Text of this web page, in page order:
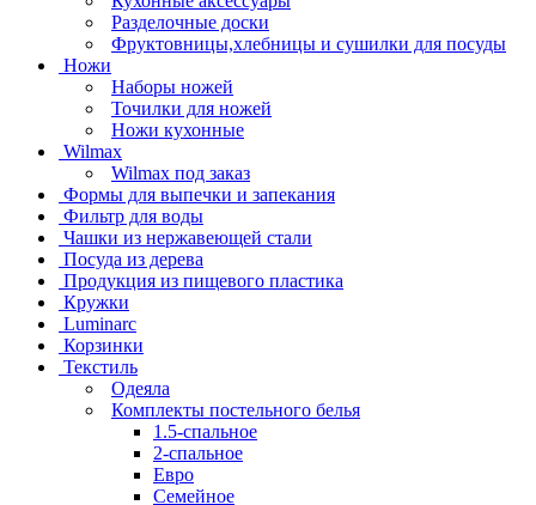
Разделочные доски
Фруктовницы,хлебницы и сушилки для посуды
Ножи
Наборы ножей
Точилки для ножей
Ножи кухонные
Wilmax
Wilmax под заказ
Формы для выпечки и запекания
Фильтр для воды
Чашки из нержавеющей стали
Посуда из дерева
Продукция из пищевого пластика
Кружки
Luminarc
Корзинки
Текстиль
Одеяла
Комплекты постельного белья
1.5-спальное
2-спальное
Евро
Семейное